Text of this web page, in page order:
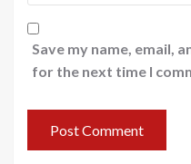
Save my name, email,
for the next time I